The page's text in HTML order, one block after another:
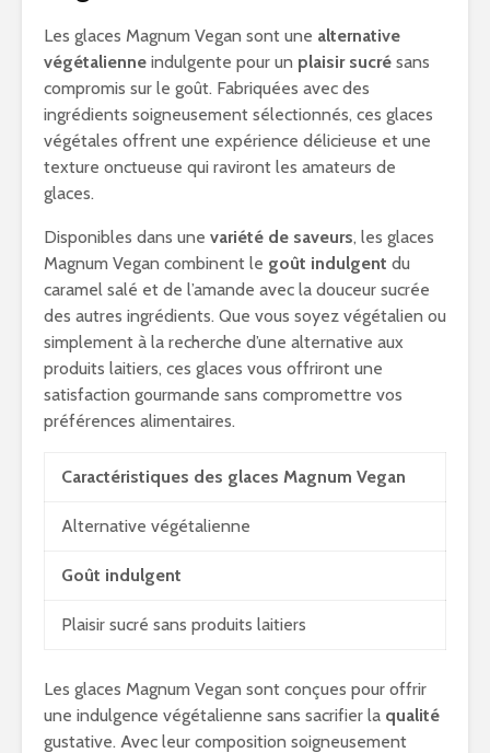
Les glaces Magnum Vegan sont une alternative
végétalienne indulgente pour un plaisir sucré sans
compromis sur le goût. Fabriquées avec des
ingrédients soigneusement sélectionnés, ces glaces
végétales offrent une expérience délicieuse et une
texture onctueuse qui raviront les amateurs de
glaces.
Disponibles dans une variété de saveurs, les glaces
Magnum Vegan combinent le goût indulgent du
caramel salé et de l’amande avec la douceur sucrée
des autres ingrédients. Que vous soyez végétalien ou
simplement à la recherche d’une alternative aux
produits laitiers, ces glaces vous offriront une
satisfaction gourmande sans compromettre vos
préférences alimentaires.
Caractéristiques des glaces Magnum Vegan
Alternative végétalienne
Goût indulgent
Plaisir sucré sans produits laitiers
Les glaces Magnum Vegan sont conçues pour offrir
une indulgence végétalienne sans sacrifier la qualité
gustative. Avec leur composition soigneusement